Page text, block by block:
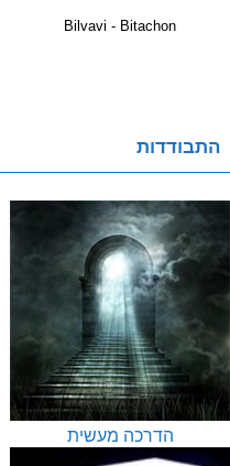
Bilvavi - Bitachon
התבודדות
הדרכה מעשית